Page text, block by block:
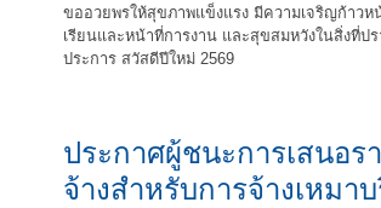
ขออวยพรให้สุขภาพแข็งแรง มีความเจริญก้าวห
เรียนและหน้าที่การงาน และสุขสมหวังในสิ่งที่ป
ประการ สวัสดีปีใหม่ 2569
ประกาศผู้ชนะการเสนอร
จ้างสำหรับการจ้างเหมา